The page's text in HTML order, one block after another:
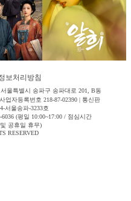
보처리방침
울특별시 송파구 송파대로 201, B동
업자등록번호 218-87-02390 | 통신판
서울송파-3233호
6036 (평일 10:00~17:00 / 점심시간
공휴일 휴무)
RESERVED